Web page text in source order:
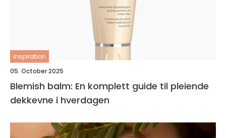
inspiration
05. October 2025
Blemish balm: En komplett guide til pleiende
dekkevne i hverdagen